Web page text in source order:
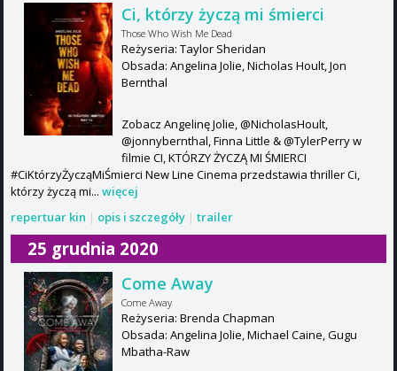
Ci, którzy życzą mi śmierci
Those Who Wish Me Dead
Reżyseria: Taylor Sheridan
Obsada: Angelina Jolie, Nicholas Hoult, Jon
Bernthal
Zobacz Angelinę Jolie, @NicholasHoult,
@jonnybernthal, Finna Little & @TylerPerry w
filmie CI, KTÓRZY ŻYCZĄ MI ŚMIERCI
#CiKtórzyŻycząMiŚmierci​ New Line Cinema przedstawia thriller Ci,
którzy życzą mi... więcej
repertuar kin | opis i szczegóły | trailer
25 grudnia 2020
Come Away
Come Away
Reżyseria: Brenda Chapman
Obsada: Angelina Jolie, Michael Caine, Gugu
Mbatha-Raw